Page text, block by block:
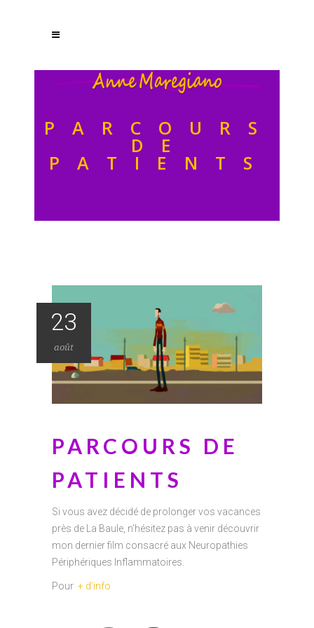
PARCOURS
DE
PATIENTS
23
août
PARCOURS DE
PATIENTS
Si vous avez décidé de prolonger vos vacances
près de La Baule, n’hésitez pas à venir découvrir
mon dernier film consacré aux Neuropathies
Périphériques Inflammatoires.
Pour + d’info